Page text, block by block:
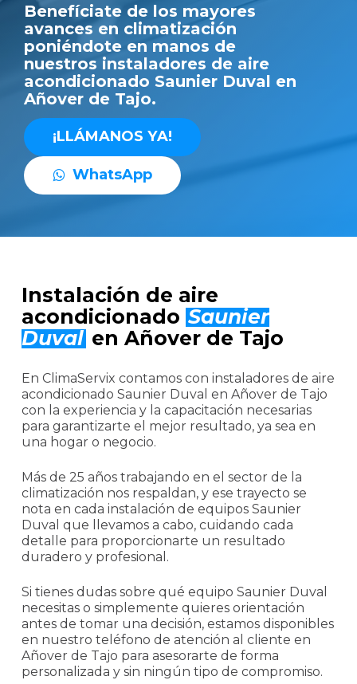
Benefíciate de los mayores
avances en climatización
poniéndote en manos de
nuestros instaladores de aire
acondicionado Saunier Duval en
Añover de Tajo.
¡LLÁMANOS YA!
WhatsApp
Instalación de aire
acondicionado Saunier
Duval en Añover de Tajo
En ClimaServix contamos con instaladores de aire
acondicionado Saunier Duval en Añover de Tajo
con la experiencia y la capacitación necesarias
para garantizarte el mejor resultado, ya sea en
una hogar o negocio.
Más de 25 años trabajando en el sector de la
climatización nos respaldan, y ese trayecto se
nota en cada instalación de equipos Saunier
Duval que llevamos a cabo, cuidando cada
detalle para proporcionarte un resultado
duradero y profesional.
Si tienes dudas sobre qué equipo Saunier Duval
necesitas o simplemente quieres orientación
antes de tomar una decisión, estamos disponibles
en nuestro teléfono de atención al cliente en
Añover de Tajo para asesorarte de forma
personalizada y sin ningún tipo de compromiso.